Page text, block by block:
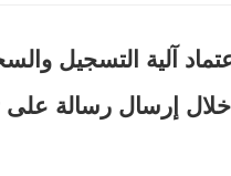
آلية التسجيل